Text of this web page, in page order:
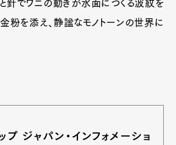
針でワニの動きが水面につくる波紋を
粉を添え、静謐なモノトーンの世界に
プ ジャパン・インフォメーショ